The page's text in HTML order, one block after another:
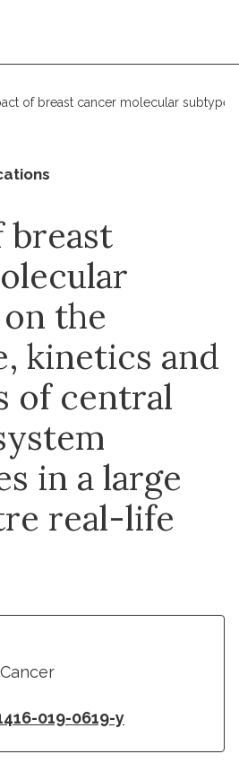
of breast cancer molecular
breast
the
kinetics and
of central
in a large
real-life
019-0619-y